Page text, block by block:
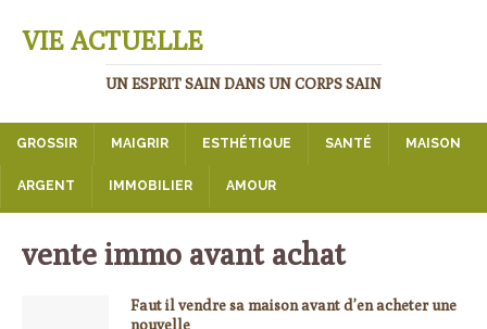
VIE ACTUELLE
UN ESPRIT SAIN DANS UN CORPS SAIN
GROSSIR MAIGRIR ESTHÉTIQUE SANTÉ MAISON
ARGENT IMMOBILIER AMOUR
vente immo avant achat
Faut il vendre sa maison avant d’en acheter une
nouvelle